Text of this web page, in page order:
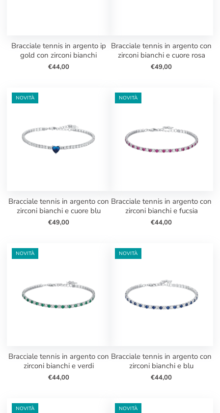
bracciale tennis in argento ip
gold con zirconi bianchi
€44,00
bracciale tennis in argento con
zirconi bianchi e cuore rosa
€49,00
NOVITÀ
bracciale tennis in argento con
zirconi bianchi e cuore blu
€49,00
NOVITÀ
bracciale tennis in argento con
zirconi bianchi e fucsia
€44,00
NOVITÀ
bracciale tennis in argento con
zirconi bianchi e verdi
€44,00
NOVITÀ
bracciale tennis in argento con
zirconi bianchi e blu
€44,00
NOVITÀ NOVITÀ